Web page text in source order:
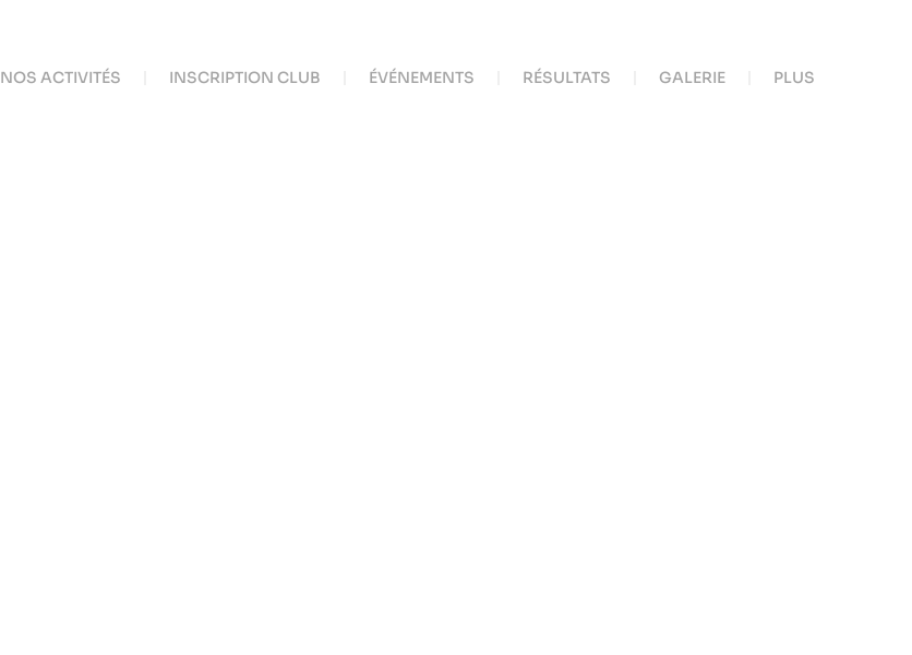
NOS ACTIVITÉS INSCRIPTION CLUB ÉVÉNEMENTS RÉSULTATS GALERIE PLUS